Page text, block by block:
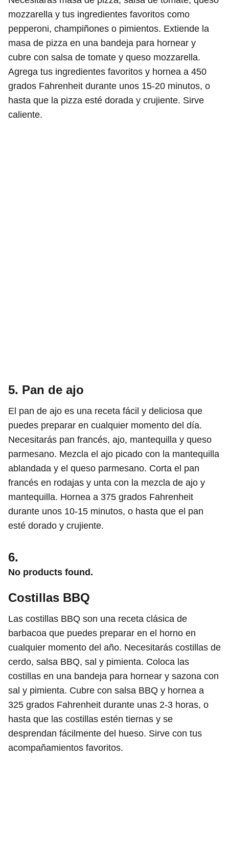
mozzarella y tus ingredientes favoritos como
pepperoni, champiñones o pimientos. Extiende la
masa de pizza en una bandeja para hornear y
cubre con salsa de tomate y queso mozzarella.
Agrega tus ingredientes favoritos y hornea a 450
grados Fahrenheit durante unos 15-20 minutos, o
hasta que la pizza esté dorada y crujiente. Sirve
caliente.
5. Pan de ajo
El pan de ajo es una receta fácil y deliciosa que
puedes preparar en cualquier momento del día.
Necesitarás pan francés, ajo, mantequilla y queso
parmesano. Mezcla el ajo picado con la mantequilla
ablandada y el queso parmesano. Corta el pan
francés en rodajas y unta con la mezcla de ajo y
mantequilla. Hornea a 375 grados Fahrenheit
durante unos 10-15 minutos, o hasta que el pan
esté dorado y crujiente.
6.
No products found.
Costillas BBQ
Las costillas BBQ son una receta clásica de
barbacoa que puedes preparar en el horno en
cualquier momento del año. Necesitarás costillas de
cerdo, salsa BBQ, sal y pimienta. Coloca las
costillas en una bandeja para hornear y sazona con
sal y pimienta. Cubre con salsa BBQ y hornea a
325 grados Fahrenheit durante unas 2-3 horas, o
hasta que las costillas estén tiernas y se
desprendan fácilmente del hueso. Sirve con tus
acompañamientos favoritos.